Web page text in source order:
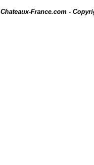
Chateaux-France.com -